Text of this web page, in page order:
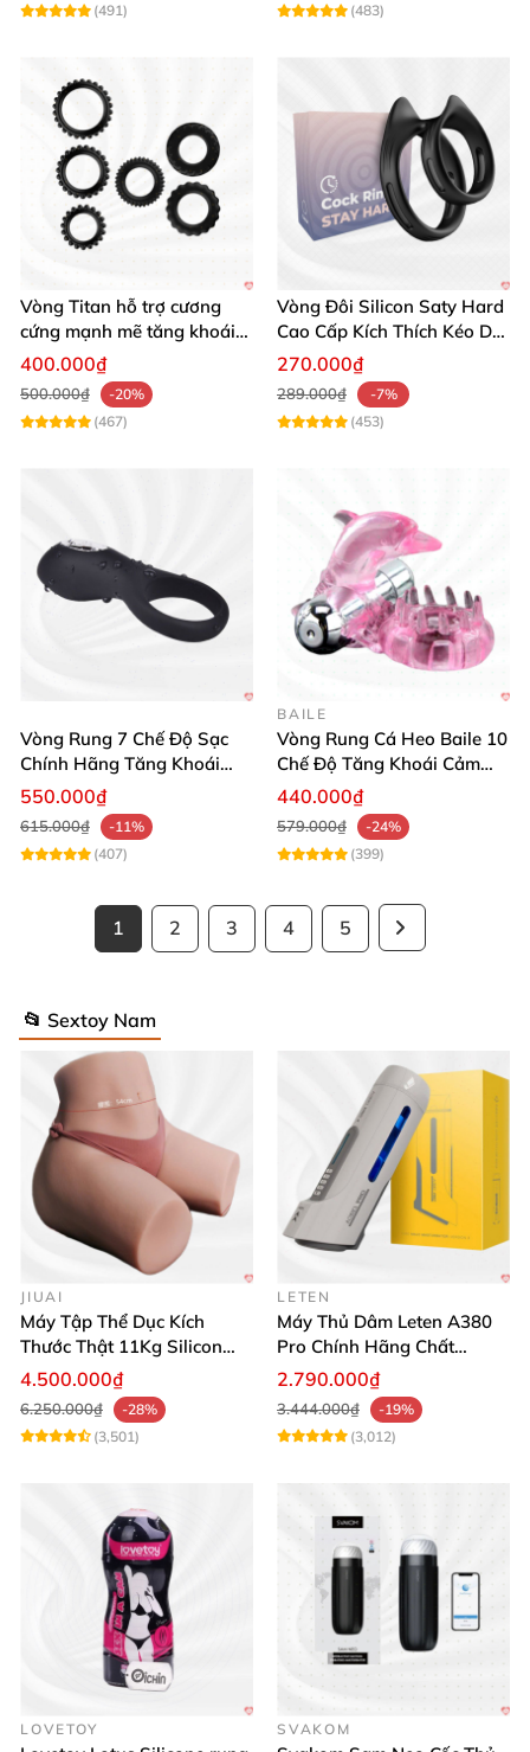
(491)
(483)
Vòng Titan hỗ trợ cương
cứng mạnh mẽ tăng khoái
cảm nam giới
400.000₫
500.000₫
-20%
(467)
Vòng Đôi Silicon Saty Hard
Cao Cấp Kích Thích Kéo Dài
Chính Hãng Mỹ
270.000₫
289.000₫
-7%
(453)
Vòng Rung 7 Chế Độ Sạc
Chính Hãng Tăng Khoái
Cảm Cho Nàng
550.000₫
615.000₫
-11%
(407)
BAILE
Vòng Rung Cá Heo Baile 10
Chế Độ Tăng Khoái Cảm
Hưng Phấn
440.000₫
579.000₫
-24%
(399)
1 2 3 4 5
📂 Sextoy Nam
JIUAI
Máy Tập Thể Dục Kích
Thước Thật 11Kg Silicon
Cao Cấp Nhật Bản
4.500.000₫
6.250.000₫
-28%
(3,501)
LETEN
Máy Thủ Dâm Leten A380
Pro Chính Hãng Chất
Lượng Cao
2.790.000₫
3.444.000₫
-19%
(3,012)
LOVETOY SVAKOM